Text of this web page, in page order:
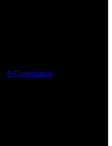
0 Comentarios